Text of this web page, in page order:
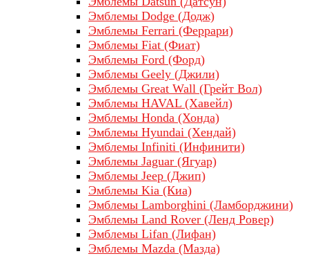
Эмблемы Dodge (Додж)
Эмблемы Ferrari (Феррари)
Эмблемы Fiat (Фиат)
Эмблемы Ford (Форд)
Эмблемы Geely (Джили)
Эмблемы Great Wall (Грейт Вол)
Эмблемы HAVAL (Хавейл)
Эмблемы Honda (Хонда)
Эмблемы Hyundai (Хендай)
Эмблемы Infiniti (Инфинити)
Эмблемы Jaguar (Ягуар)
Эмблемы Jeep (Джип)
Эмблемы Kia (Киа)
Эмблемы Lamborghini (Ламборджини)
Эмблемы Land Rover (Ленд Ровер)
Эмблемы Lifan (Лифан)
Эмблемы Mazda (Мазда)